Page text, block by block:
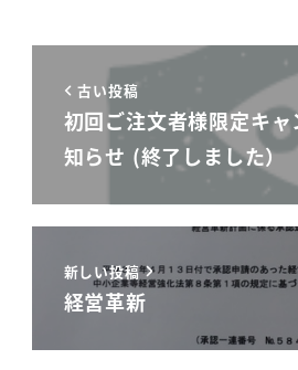
古い投稿
初回ご注文者様限定キャ
知らせ (終了しました）
新しい投稿
経営革新